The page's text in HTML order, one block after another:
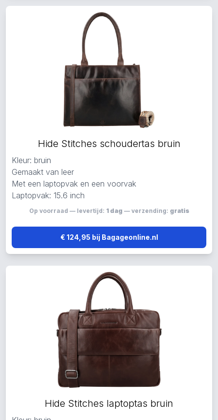
Hide Stitches schoudertas bruin
Kleur: bruin
Gemaakt van leer
Met een laptopvak en een voorvak
Laptopvak: 15.6 inch
Op voorraad — levertijd: 1 dag — verzending: gratis
€ 124,95 bij Bagageonline.nl
Hide Stitches laptoptas bruin